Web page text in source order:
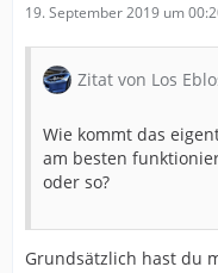
19. September 2019 um
Zitat von Los
Wie kommt das
am besten
oder so?
Grundsätzlich hast du